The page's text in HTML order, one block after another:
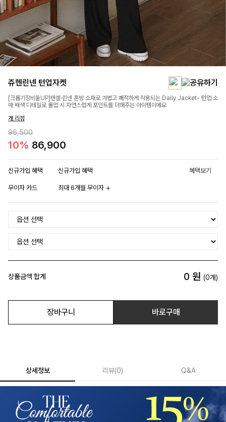
쥬헨린넨 턴업자켓
[크롭기장비율UP]텐셀·린넨 혼방 소재로 가볍고 쾌적하게 착용되는 Daily Jacket- 턴업 소
매 배색 디테일로 롤업 시 자연스럽게 포인트를 더해주는 아이템이에요
개 리뷰
96,500
10% 86,900
신규가입 혜택 신규가입 혜택 혜택보기
무이자 카드 최대 6개월 무이자
상품금액 합계 0 원 (0개)
장바구니 바로구매
상세정보 리뷰(0) Q&A